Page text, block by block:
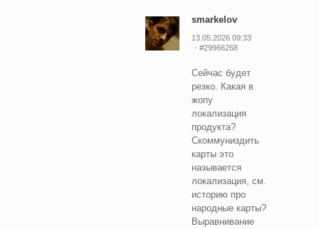
smarkelov
13.05.2026 09:33
#29966268
Сейчас будет
резко. Какая в
жопу
локализация
продукта?
Скоммуниздить
карты это
называется
локализация, см.
историю про
народные карты?
Выравнивание